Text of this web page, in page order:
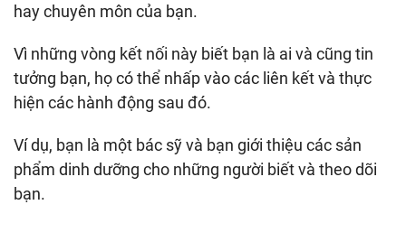
hay chuyên môn của bạn.
Vì những vòng kết nối này biết bạn là ai và cũng tin
tưởng bạn, họ có thể nhấp vào các liên kết và thực
hiện các hành động sau đó.
Ví dụ, bạn là một bác sỹ và bạn giới thiệu các sản
phẩm dinh dưỡng cho những người biết và theo dõi
bạn.